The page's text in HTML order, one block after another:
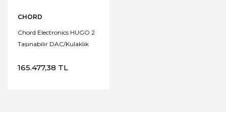
CHORD
Chord Electronics HUGO 2
Taşınabilir DAC/Kulaklık
165.477,38 TL